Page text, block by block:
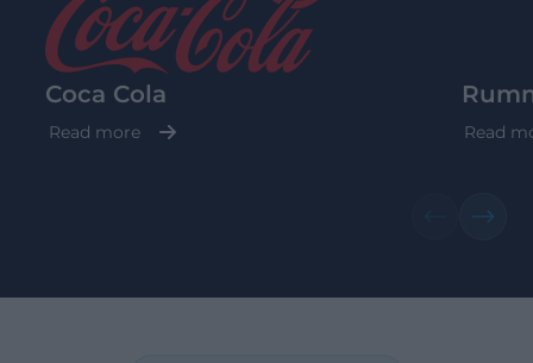
Coca Cola
Read more Read